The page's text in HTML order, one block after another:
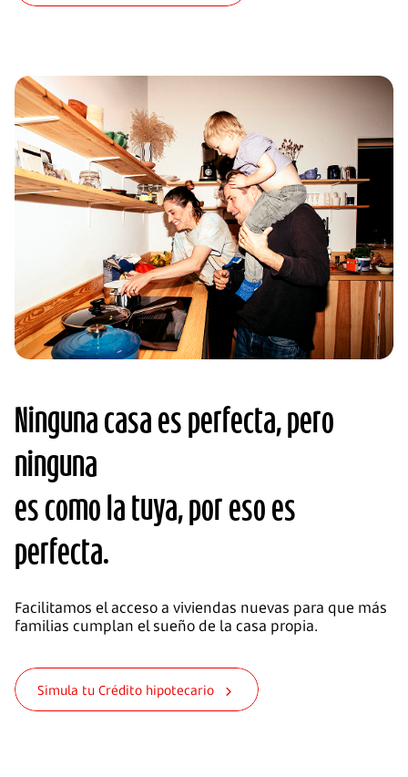
Ninguna casa es perfecta, pero
ninguna
es como la tuya, por eso es
perfecta.
Facilitamos el acceso a viviendas nuevas para que más
familias cumplan el sueño de la casa propia.
Simula tu Crédito hipotecario